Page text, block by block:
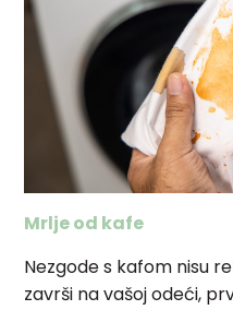
Mrlje od kafe
Nezgode s kafom nisu
završi na vašoj odeći,